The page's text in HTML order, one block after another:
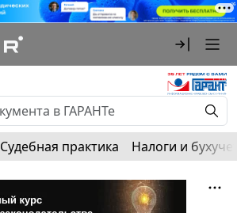
Судебная практика Налоги и